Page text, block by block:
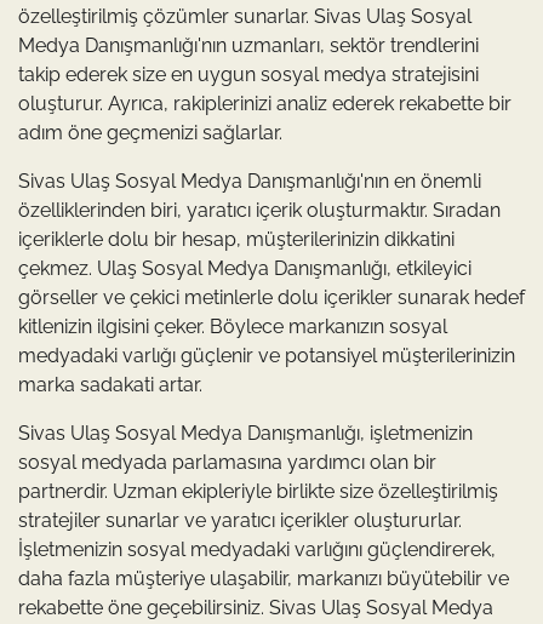
özelleştirilmiş çözümler sunarlar. Sivas Ulaş Sosyal
Medya Danışmanlığı'nın uzmanları, sektör trendlerini
takip ederek size en uygun sosyal medya stratejisini
oluşturur. Ayrıca, rakiplerinizi analiz ederek rekabette bir
adım öne geçmenizi sağlarlar.
Sivas Ulaş Sosyal Medya Danışmanlığı'nın en önemli
özelliklerinden biri, yaratıcı içerik oluşturmaktır. Sıradan
içeriklerle dolu bir hesap, müşterilerinizin dikkatini
çekmez. Ulaş Sosyal Medya Danışmanlığı, etkileyici
görseller ve çekici metinlerle dolu içerikler sunarak hedef
kitlenizin ilgisini çeker. Böylece markanızın sosyal
medyadaki varlığı güçlenir ve potansiyel müşterilerinizin
marka sadakati artar.
Sivas Ulaş Sosyal Medya Danışmanlığı, işletmenizin
sosyal medyada parlamasına yardımcı olan bir
partnerdir. Uzman ekipleriyle birlikte size özelleştirilmiş
stratejiler sunarlar ve yaratıcı içerikler oluştururlar.
İşletmenizin sosyal medyadaki varlığını güçlendirerek,
daha fazla müşteriye ulaşabilir, markanızı büyütebilir ve
rekabette öne geçebilirsiniz. Sivas Ulaş Sosyal Medya